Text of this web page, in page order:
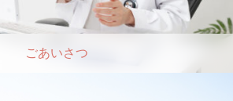
ごあいさつ